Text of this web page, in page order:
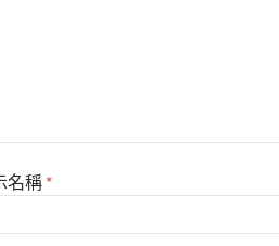
名稱 *